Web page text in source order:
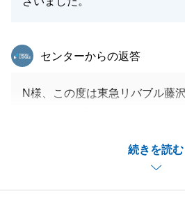
続きを読む
東急リバブル
センターからの返答
N様、この度は東急リバブル藤
ご売却とご購入を同時に進めて
たと存じますが数々のご協力を